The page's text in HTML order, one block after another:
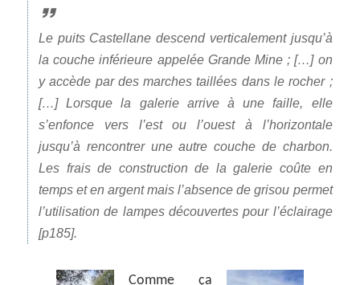
Le puits Castellane descend verticalement jusqu’à
la couche inférieure appelée Grande Mine ; […] on
y accède par des marches taillées dans le rocher ;
[…] Lorsque la galerie arrive à une faille, elle
s’enfonce vers l’est ou l’ouest à l’horizontale
jusqu’à rencontrer une autre couche de charbon.
Les frais de construction de la galerie coûte en
temps et en argent mais l’absence de grisou permet
l’utilisation de lampes découvertes pour l’éclairage
[p185].
Comme ça